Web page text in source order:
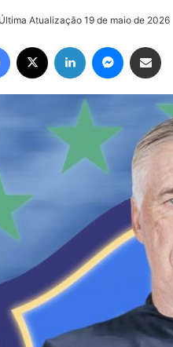
Última Atualização 19 de maio de 2026
Facebook Linkedin Messenger